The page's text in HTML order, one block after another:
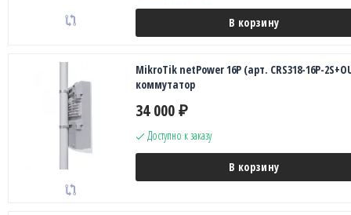
В корзину
MikroTik netPower 16P (арт. CRS318-16P-
коммутатор
34 000 ₽
Доступно к заказу
В корзину